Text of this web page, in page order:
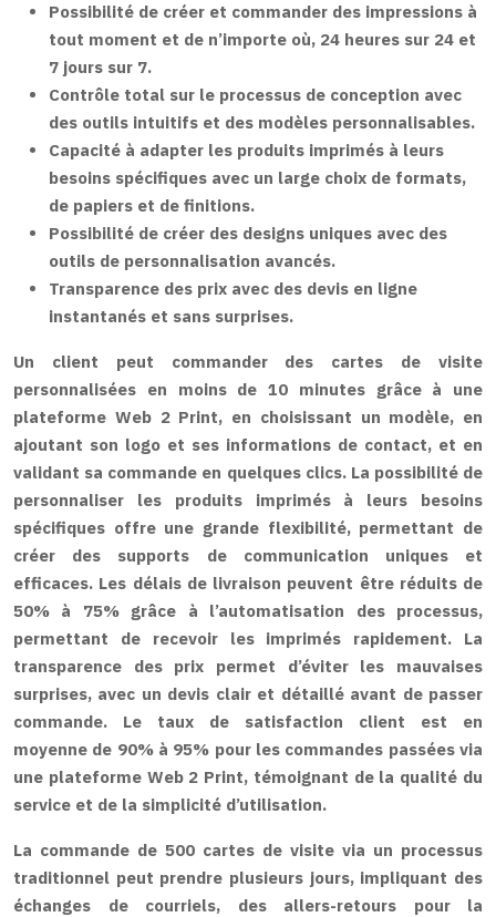
Possibilité de créer et commander des impressions à
tout moment et de n’importe où, 24 heures sur 24 et
7 jours sur 7.
Contrôle total sur le processus de conception avec
des outils intuitifs et des modèles personnalisables.
Capacité à adapter les produits imprimés à leurs
besoins spécifiques avec un large choix de formats,
de papiers et de finitions.
Possibilité de créer des designs uniques avec des
outils de personnalisation avancés.
Transparence des prix avec des devis en ligne
instantanés et sans surprises.
Un client peut commander des cartes de visite
personnalisées en moins de 10 minutes grâce à une
plateforme Web 2 Print, en choisissant un modèle, en
ajoutant son logo et ses informations de contact, et en
validant sa commande en quelques clics. La possibilité de
personnaliser les produits imprimés à leurs besoins
spécifiques offre une grande flexibilité, permettant de
créer des supports de communication uniques et
efficaces. Les délais de livraison peuvent être réduits de
50% à 75% grâce à l’automatisation des processus,
permettant de recevoir les imprimés rapidement. La
transparence des prix permet d’éviter les mauvaises
surprises, avec un devis clair et détaillé avant de passer
commande. Le taux de satisfaction client est en
moyenne de 90% à 95% pour les commandes passées via
une plateforme Web 2 Print, témoignant de la qualité du
service et de la simplicité d’utilisation.
La commande de 500 cartes de visite via un processus
traditionnel peut prendre plusieurs jours, impliquant des
échanges de courriels, des allers-retours pour la